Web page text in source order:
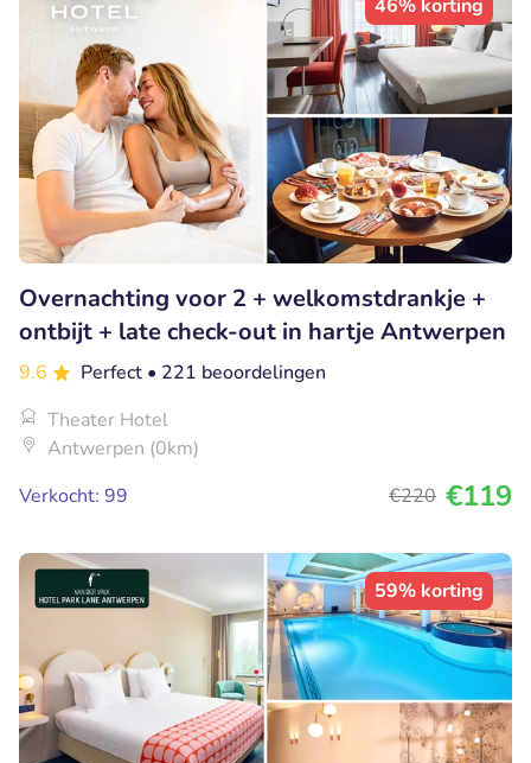
46% korting
Overnachting voor 2 + welkomstdrankje +
ontbijt + late check-out in hartje Antwerpen
9.6 Perfect • 221 beoordelingen
Theater Hotel
Antwerpen (0km)
Verkocht: 99
€220 €119
59% korting